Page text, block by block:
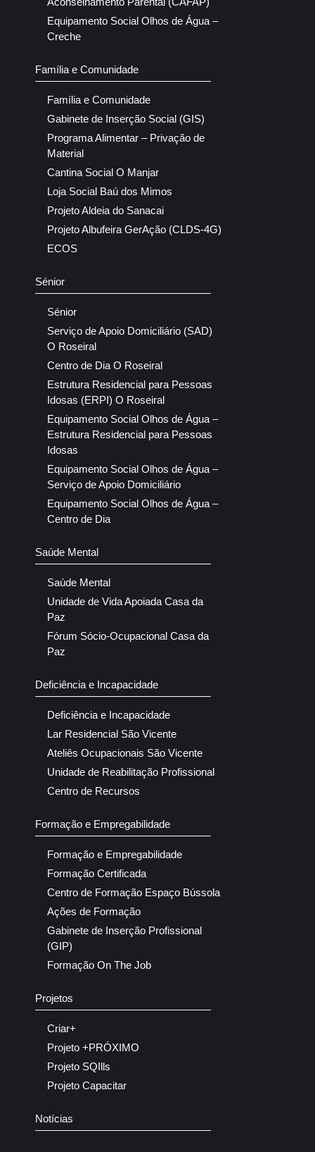
Equipamento Social Olhos de Água –
Creche
Família e Comunidade
Família e Comunidade
Gabinete de Inserção Social (GIS)
Programa Alimentar – Privação de
Material
Cantina Social O Manjar
Loja Social Baú dos Mimos
Projeto Aldeia do Sanacai
Projeto Albufeira GerAção (CLDS-4G)
ECOS
Sénior
Sénior
Serviço de Apoio Domiciliário (SAD)
O Roseiral
Centro de Dia O Roseiral
Estrutura Residencial para Pessoas
Idosas (ERPI) O Roseiral
Equipamento Social Olhos de Água –
Estrutura Residencial para Pessoas
Idosas
Equipamento Social Olhos de Água –
Serviço de Apoio Domiciliário
Equipamento Social Olhos de Água –
Centro de Dia
Saúde Mental
Saúde Mental
Unidade de Vida Apoiada Casa da
Paz
Fórum Sócio-Ocupacional Casa da
Paz
Deficiência e Incapacidade
Deficiência e Incapacidade
Lar Residencial São Vicente
Ateliês Ocupacionais São Vicente
Unidade de Reabilitação Profissional
Centro de Recursos
Formação e Empregabilidade
Formação e Empregabilidade
Formação Certificada
Centro de Formação Espaço Bússola
Ações de Formação
Gabinete de Inserção Profissional
(GIP)
Formação On The Job
Projetos
Criar+
Projeto +PRÓXIMO
Projeto SQIlls
Projeto Capacitar
Notícias